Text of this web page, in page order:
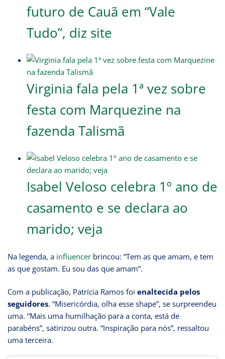
futuro de Cauã em “Vale
Tudo”, diz site
Virginia fala pela 1ª vez sobre
festa com Marquezine na
fazenda Talismã
Isabel Veloso celebra 1º ano de
casamento e se declara ao
marido; veja
Na legenda, a influencer brincou: “Tem as que amam, e tem
as que gostam. Eu sou das que amam”.
Com a publicação, Patrícia Ramos foi enaltecida pelos
seguidores. “Misericórdia, olha esse shape”, se surpreendeu
uma. “Mais uma humilhação para a conta, está de
parabéns”, satirizou outra. “Inspiração para nós”, ressaltou
uma terceira.